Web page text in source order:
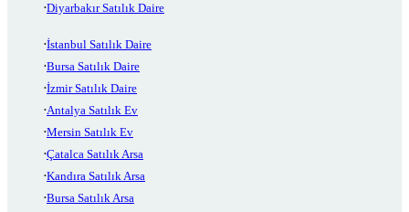
Diyarbakır Satılık Daire
İstanbul Satılık Daire
Bursa Satılık Daire
İzmir Satılık Daire
Antalya Satılık Ev
Mersin Satılık Ev
Çatalca Satılık Arsa
Kandıra Satılık Arsa
Bursa Satılık Arsa